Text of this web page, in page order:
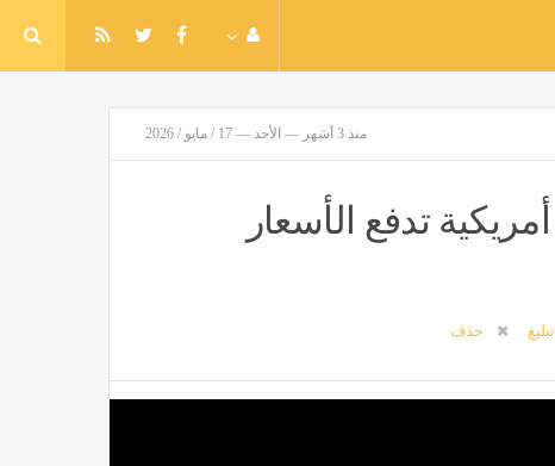
منذ 3 أشهر — الأحد — 17 / مايو / 2026
تدفع الأسعار
تبليغ حذف